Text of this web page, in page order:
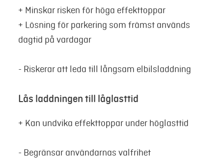
+ Minskar risken för höga effekttoppar
+ Lösning för parkering som främst används
dagtid på vardagar
- Riskerar att leda till långsam elbilsladdning
Lås laddningen till låglasttid
+ Kan undvika effekttoppar under höglasttid
- Begränsar användarnas valfrihet